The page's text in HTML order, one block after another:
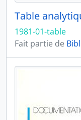
Table
1981-01-table
Fait partie de